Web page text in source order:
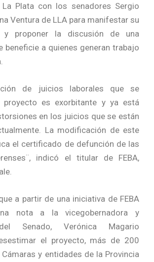
Plata con los senadores Sergio
Ventura de LLA para manifestar su
y proponer la discusión de una
beneficie a quienes generan trabajo
de juicios laborales que se
proyecto es exorbitante y ya está
en los juicios que se están
La modificación de este
el certificado de defunción de las
indicó el titular de FEBA,
a partir de una iniciativa de FEBA
nota a la vicegobernadora y
Senado, Verónica Magario
el proyecto, más de 200
Cámaras y entidades de la Provincia